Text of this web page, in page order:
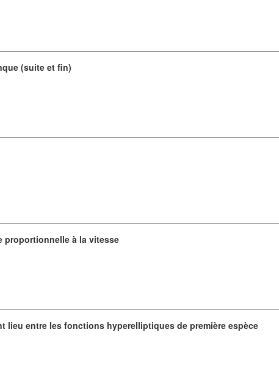
(suite et fin)
proportionnelle à la vitesse
lieu entre les fonctions hyperelliptiques de première espèce